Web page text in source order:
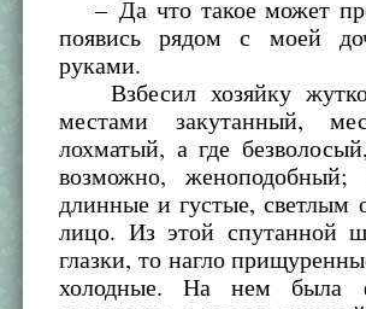
– Да что такое может
появись рядом с моей
руками.
Взбесил хозяйку
местами закутанный,
лохматый, а где
возможно,
длинные и густые, светлым
лицо. Из этой спутанной
глазки, то нагло
холодные. На нем была